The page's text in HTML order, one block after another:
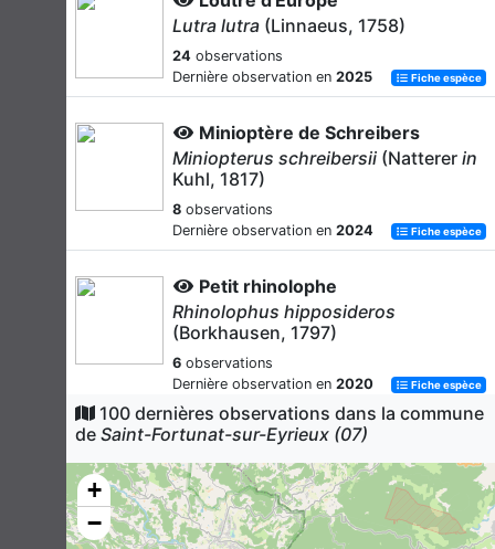
Lutra lutra (Linnaeus, 1758)
24 observations
Dernière observation en 2025 Fiche espèce
Minioptère de Schreibers
Miniopterus schreibersii (Natterer in
Kuhl, 1817)
8 observations
Dernière observation en 2024 Fiche espèce
Petit rhinolophe
Rhinolophus hipposideros
(Borkhausen, 1797)
6 observations
Dernière observation en 2020 Fiche espèce
Blaireau européen
Meles meles(Linnaeus, 1758)
6observations
Dernière observation en2021 Fiche espèce
100 dernières observations dans la commune
de Saint-Fortunat-sur-Eyrieux (07)
+
−